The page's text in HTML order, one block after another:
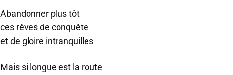
Abandonner plus tôt
ces rêves de conquête
et de gloire intranquilles
Mais si longue est la route